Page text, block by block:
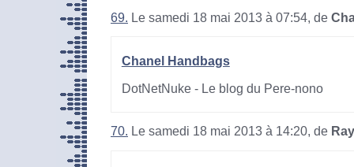
69. Le samedi 18 mai 2013 à 07:54, de
Chanel Handbags
DotNetNuke - Le blog du Pere-nono
70. Le samedi 18 mai 2013 à 14:20, de